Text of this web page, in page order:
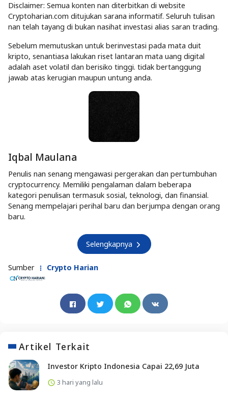
Disclaimer: Semua konten nan diterbitkan di website
Cryptoharian.com ditujukan sarana informatif. Seluruh tulisan
nan telah tayang di bukan nasihat investasi alias saran trading.
Sebelum memutuskan untuk berinvestasi pada mata duit
kripto, senantiasa lakukan riset lantaran mata uang digital
adalah aset volatil dan berisiko tinggi. tidak bertanggung
jawab atas kerugian maupun untung anda.
Iqbal Maulana
Penulis nan senang mengawasi pergerakan dan pertumbuhan
cryptocurrency. Memiliki pengalaman dalam beberapa
kategori penulisan termasuk sosial, teknologi, dan finansial.
Senang mempelajari perihal baru dan berjumpa dengan orang
baru.
Selengkapnya
Sumber Crypto Harian
Artikel Terkait
Investor Kripto Indonesia Capai 22,69 Juta
3 hari yang lalu